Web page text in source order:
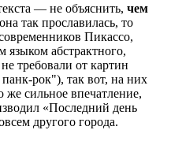
— не объяснить, чем
она так прославилась, то
Пикассо,
языком абстрактного,
требовали от картин
рок"), так вот, на них
же сильное впечатление,
«Последний день
другого города.